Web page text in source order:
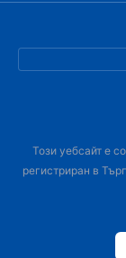
Този уебсайт е
регистриран в